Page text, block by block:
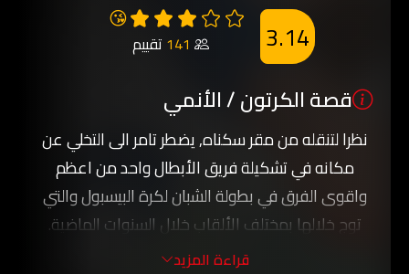
😘
141 تقييم 3.14
قصة الكرتون / الأنمي
نظرا لتنقله من مقر سكناه, يضطر تامر الى التخلي عن
مكانه في تشكيلة فريق الأبطال واحد من اعظم
واقوى الفرق في بطولة الشبان لكرة البيسبول والتي
توج خلالها بمختلف الألقاب خلال السنوات الماضية.
واثر تنقله يضطر الى الانضمام الى فريق جديد هو
قراءة المزيد